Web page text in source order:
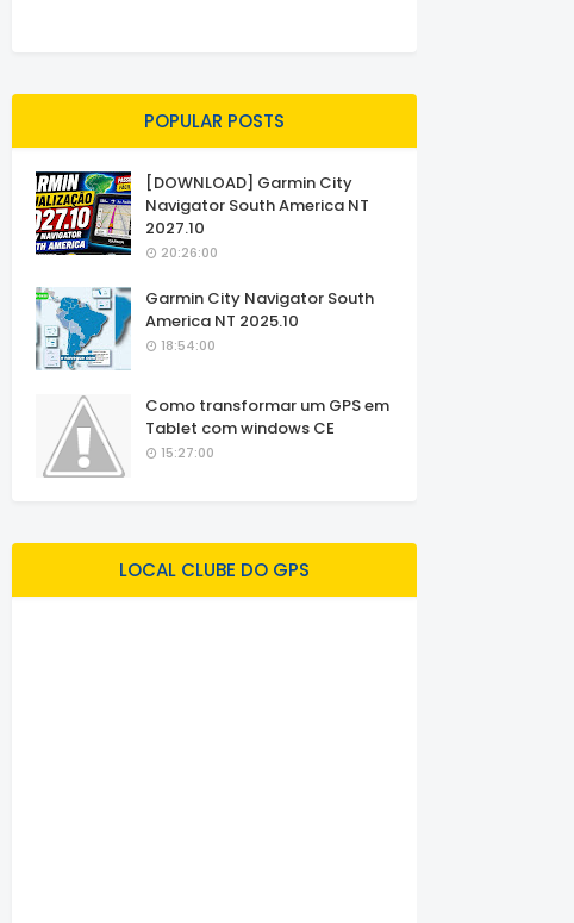
POPULAR POSTS
[DOWNLOAD] Garmin City
Navigator South America NT
2027.10
20:26:00
Garmin City Navigator South
America NT 2025.10
18:54:00
Como transformar um GPS em
Tablet com windows CE
15:27:00
LOCAL CLUBE DO GPS